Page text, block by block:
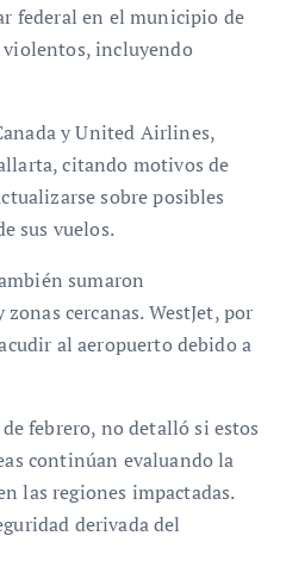
federal en el municipio de
violentos, incluyendo
y United Airlines,
citando motivos de
sobre posibles
sus vuelos.
sumaron
cercanas. WestJet, por
al aeropuerto debido a
febrero, no detalló si estos
continúan evaluando la
las regiones impactadas.
derivada del